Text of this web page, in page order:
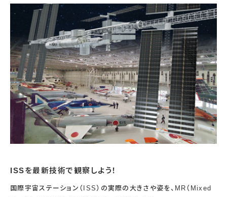
屋外展示
その他の展示
シアタールーム上映
操縦シミュレーション体験
おすすめコース
予約申し込み
これまでのイベント
資料の貸出
地域との連携
レンタルそらはく
空宙博ボランティア
博物館実習
一般団体
福祉団体
子ども会・スポーツ少年団等
学校団体
学校・教育関係
学校・教育関係の方へ
遠足・社会見学
教育プログラム
オンライン学習
アウトリーチ
展示・イベントカレンダー
イベント予約申し込み
チャレンジそらはく
スタッフコラム お知らせ
お問い合わせ
ISSを最新技術で観察しよう！
国際宇宙ステーション（ISS）の実際の大きさや姿を、MR（Mixed